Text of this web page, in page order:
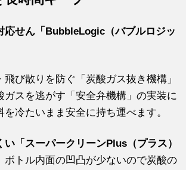
応せん「BubbleLogic（バブルロジッ
び散りを防ぐ「炭酸ガス抜き機構」
ガスを逃がす「安全弁機構」の実装に
を冷たいまま安全に持ち運べます。
い「スーパークリーンPlus（プラス）
ボトル内面の凹凸が少ないので炭酸の